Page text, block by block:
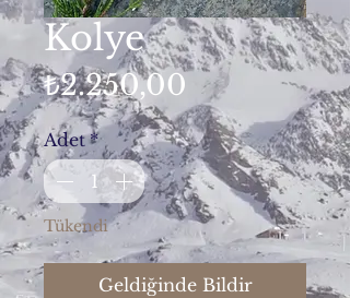
Kolye
₺2.250,00Fiyat
Adet *
Tükendi
Geldiğinde Bildir